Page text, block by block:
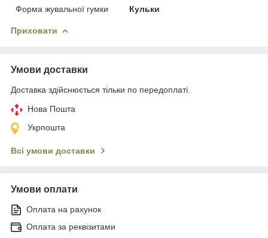
Форма жувальної гумки
Кульки
Приховати
Умови доставки
Доставка здійснюється тільки по передоплаті.
Нова Пошта
Укрпошта
Всі умови доставки
Умови оплати
Оплата на рахунок
Оплата за реквізитами